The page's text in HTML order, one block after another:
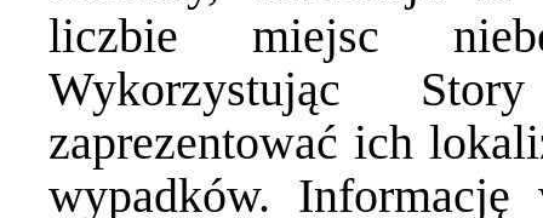
liczbie miejsc
Wykorzystując
zaprezentować ich
wypadków. Informację